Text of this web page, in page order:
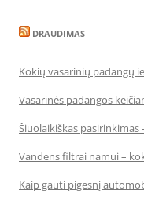
DRAUDIMAS
Kokių vasarinių padangų
Vasarinės padangos
Šiuolaikiškas
Vandens filtrai namui –
Kaip gauti pigesnį